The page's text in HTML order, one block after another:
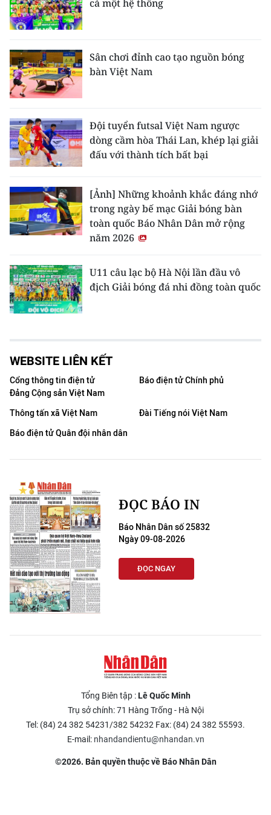
cả một hệ thống
Sân chơi đỉnh cao tạo nguồn bóng
bàn Việt Nam
Đội tuyển futsal Việt Nam ngược
dòng cầm hòa Thái Lan, khép lại giải
đấu với thành tích bất bại
[Ảnh] Những khoảnh khắc đáng nhớ
trong ngày bế mạc Giải bóng bàn
toàn quốc Báo Nhân Dân mở rộng
năm 2026
U11 câu lạc bộ Hà Nội lần đầu vô
địch Giải bóng đá nhi đồng toàn quốc
WEBSITE LIÊN KẾT
Cổng thông tin điện tử
Đảng Cộng sản Việt Nam
Báo điện tử Chính phủ
Thông tấn xã Việt Nam
Đài Tiếng nói Việt Nam
Báo điện tử Quân đội nhân dân
ĐỌC BÁO IN
Báo Nhân Dân số 25832
Ngày 09-08-2026
ĐỌC NGAY
Tổng Biên tập :Lê Quốc Minh
Trụ sở chính: 71 Hàng Trống - Hà Nội
Tel: (84) 24 382 54231/382 54232 Fax: (84) 24 382 55593.
E-mail: nhandandientu@nhandan.vn
©2026. Bản quyền thuộc về Báo Nhân Dân